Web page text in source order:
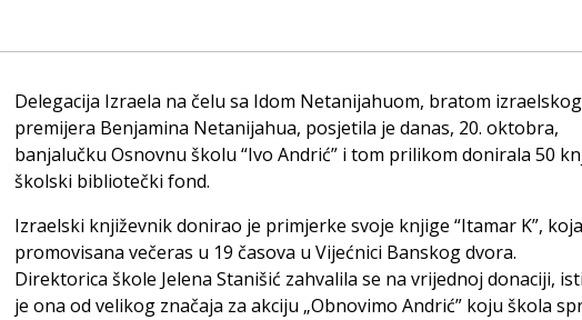
Delegacija Izraela na čelu sa Idom Netanijahuom, bratom izraelskog
premijera Benjamina Netanijahua, posjetila je danas, 20. oktobra,
banjalučku Osnovnu školu “Ivo Andrić” i tom prilikom donirala 50
školski bibliotečki fond.
Izraelski književnik donirao je primjerke svoje knjige “Itamar K”,
promovisana večeras u 19 časova u Vijećnici Banskog dvora.
Direktorica škole Jelena Stanišić zahvalila se na vrijednoj donaciji,
je ona od velikog značaja za akciju „Obnovimo Andrić” koju škola